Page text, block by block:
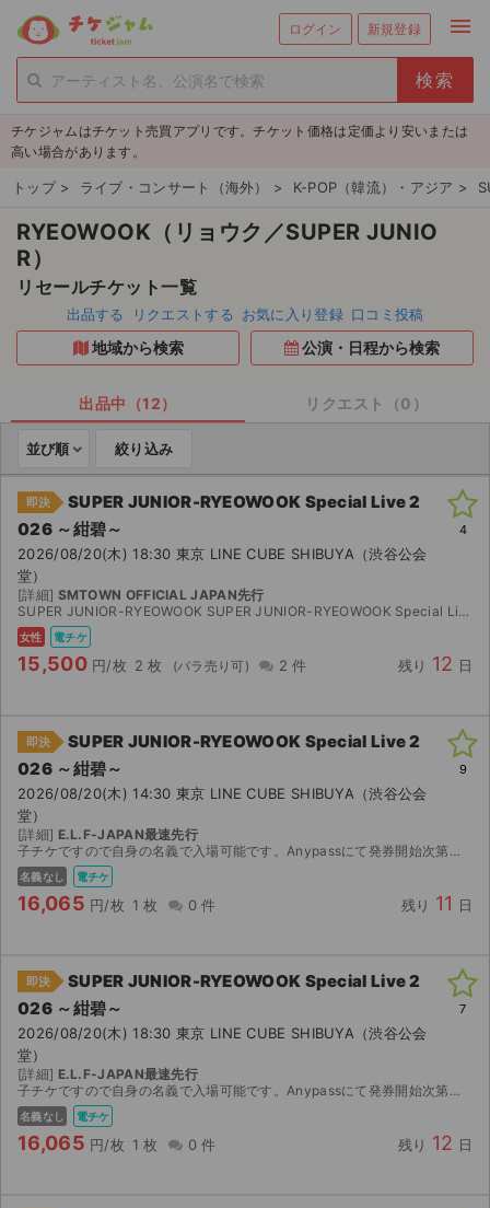
ログイン 新規登録 menu
person_add 新規会員登録
チケットを探す
新着チケット
値下げしたチケット
都道府県からチケットを探す
もうすぐ開催のチケット
ライブ・コンサート（海外）
イベント
スポーツ
演劇・ミュージカル
ご利用ガイド
ご利用ガイド
手数料・お支払い方法
AIに質問する
お知らせ
チケジャムはチケット売買アプリです。チケット価格は定価より安いまたは
高い場合があります。
トップ > ライブ・コンサート（海外） > K-POP（韓流）・アジア >
RYEOWOOK（リョウク／SUPER JUNIO
R）
リセールチケット一覧
出品する リクエストする お気に入り登録 口コミ投稿
地域から検索 公演・日程から検索
出品中（12） リクエスト（0）
並び順 絞り込み
即決
SUPER JUNIOR-RYEOWOOK Special Live 2
026 ～紺碧～
2026/08/20(木) 18:30 東京 LINE CUBE SHIBUYA（渋谷公会
堂）
[詳細] SMTOWN OFFICIAL JAPAN先行
SUPER JUNIOR-RYEOWOOK SUPER JUNIOR-RYEOWOOK Special Live 2026 ～紺碧～ SMTOWN OFFICIAL JAPAN先行 2枚連番での...
女性 電チケ
15,500 円/枚 2 枚 2 件 残り 12 日
4
即決
SUPER JUNIOR-RYEOWOOK Special Live 2
026 ～紺碧～
2026/08/20(木) 14:30 東京 LINE CUBE SHIBUYA（渋谷公会
堂）
[詳細] E.L.F-JAPAN最速先行
子チケですので自身の名義で入場可能です。Anypassにて発券開始次第分配させて頂きます。 ※3公演分出品しております。 全て当方との連番です。 － － － － － － － － － － －...
名義なし 電チケ
16,065 円/枚 1 枚 0 件 残り 11 日
9
即決
SUPER JUNIOR-RYEOWOOK Special Live 2
026 ～紺碧～
2026/08/20(木) 18:30 東京 LINE CUBE SHIBUYA（渋谷公会
堂）
[詳細] E.L.F-JAPAN最速先行
子チケですので自身の名義で入場可能です。Anypassにて発券開始次第分配させて頂きます。 ※3公演分出品しております。 全て当方との連番です。 － － － － － － － － － － －...
名義なし 電チケ
16,065 円/枚 1 枚 0 件 残り 12 日
7